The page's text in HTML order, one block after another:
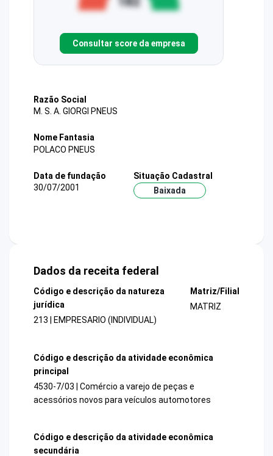
Consultar score da empresa
Razão Social
M. S. A. GIORGI PNEUS
Nome Fantasia
POLACO PNEUS
Data de fundação
30/07/2001
Situação Cadastral
Baixada
Dados da receita federal
Código e descrição da natureza
jurídica
213 | EMPRESARIO (INDIVIDUAL)
Matriz/Filial
MATRIZ
Código e descrição da atividade econômica
principal
4530-7/03 | Comércio a varejo de peças e
acessórios novos para veículos automotores
Código e descrição da atividade econômica
secundária